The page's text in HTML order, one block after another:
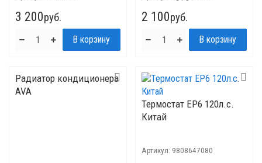
3 200руб. 2 100руб.
Радиатор кондиционера
AVA
Термостат EP6 120л.с.
Китай
Артикул: 9808647080